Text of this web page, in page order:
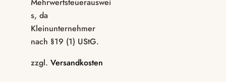
s, da
Kleinunternehmer
nach §19 (1) UStG.
zzgl. Versandkosten